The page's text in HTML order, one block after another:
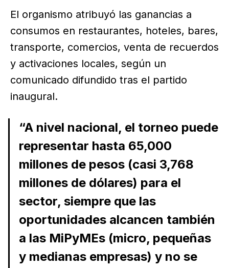
El organismo atribuyó las ganancias a
consumos en restaurantes, hoteles, bares,
transporte, comercios, venta de recuerdos
y activaciones locales, según un
comunicado difundido tras el partido
inaugural.
“A nivel nacional, el torneo puede
representar hasta 65,000
millones de pesos (casi 3,768
millones de dólares) para el
sector, siempre que las
oportunidades alcancen también
a las MiPyMEs (micro, pequeñas
y medianas empresas) y no se